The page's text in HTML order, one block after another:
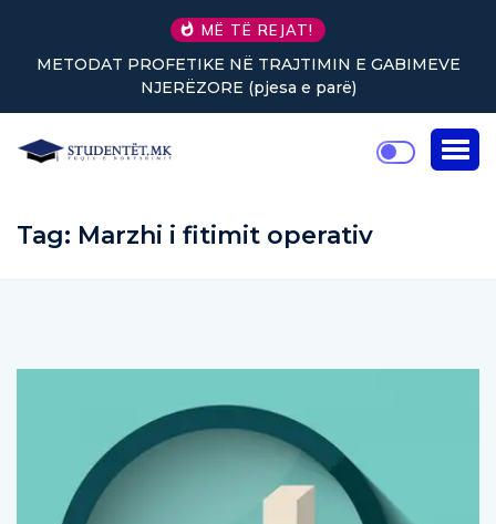
MË TË REJAT!
METODAT PROFETIKE NË TRAJTIMIN E GABIMEVE
NJERËZORE (pjesa e parë)
Tag: Marzhi i fitimit operativ